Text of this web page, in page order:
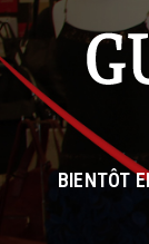
BIENTÔT